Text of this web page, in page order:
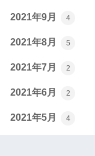
2021年9月 4
2021年8月 5
2021年7月 2
2021年6月 2
2021年5月 4